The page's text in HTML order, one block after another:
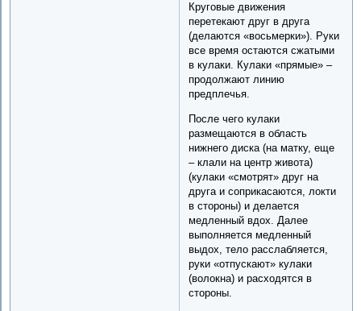
Круговые движения
перетекают друг в друга
(делаются «восьмерки»). Руки
все время остаются сжатыми
в кулаки. Кулаки «прямые» –
продолжают линию
предплечья.
После чего кулаки
размещаются в область
нижнего диска (на матку, еще
– клали на центр живота)
(кулаки «смотрят» друг на
друга и соприкасаются, локти
в стороны) и делается
медленный вдох. Далее
выполняется медленный
выдох, тело расслабляется,
руки «отпускают» кулаки
(волокна) и расходятся в
стороны.